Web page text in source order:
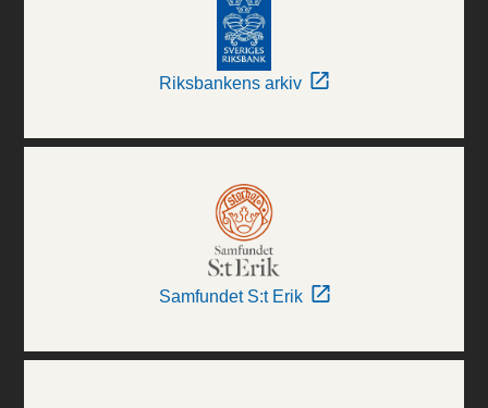
Riksbankens arkiv
Samfundet S:t Erik